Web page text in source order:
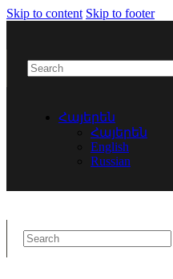
Skip to content Skip to footer
Հայերեն
Հայերեն
English
Russian